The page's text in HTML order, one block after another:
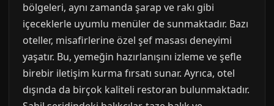
bölgeleri, aynı zamanda şarap ve rakı gibi
içeceklerle uyumlu menüler de sunmaktadır. Bazı
oteller, misafirlerine özel şef masası deneyimi
yaşatır. Bu, yemeğin hazırlanışını izleme ve şefle
birebir iletişim kurma fırsatı sunar. Ayrıca, otel
dışında da birçok kaliteli restoran bulunmaktadır.